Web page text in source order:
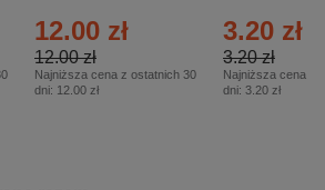
12.00 zł
12.00 zł
Najniższa cena z ostatnich 30
dni: 12.00 zł
3.20 zł
3.20 zł
Najniższa cena z
dni: 3.20 zł